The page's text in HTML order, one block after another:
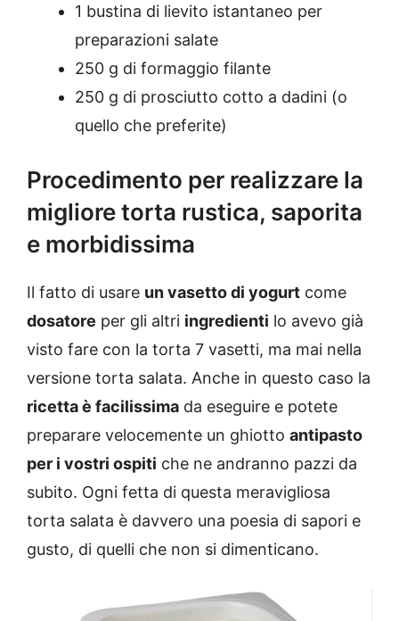
1 bustina di lievito istantaneo per
preparazioni salate
250 g di formaggio filante
250 g di prosciutto cotto a dadini (o
quello che preferite)
Procedimento per realizzare la
migliore torta rustica, saporita
e morbidissima
Il fatto di usare un vasetto di yogurt come
dosatore per gli altri ingredienti lo avevo già
visto fare con la torta 7 vasetti, ma mai nella
versione torta salata. Anche in questo caso la
ricetta è facilissima da eseguire e potete
preparare velocemente un ghiotto antipasto
per i vostri ospiti che ne andranno pazzi da
subito. Ogni fetta di questa meravigliosa
torta salata è davvero una poesia di sapori e
gusto, di quelli che non si dimenticano.